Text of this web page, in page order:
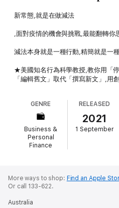
新常態,就是在做減法
,面對疫情的機會與挑戰,最能翻轉你
減法本身就是一種行動,精簡就是一種
★美國知名行為科學教授,教你用「
「編輯舊文」取代「撰寫新文」,用
★卡蘿‧杜維克(《心態致勝》作者)
燕(李奧貝納 集團執行長暨大中華
人暨執行長,《玩心設計》作者)、
方格子平台營運總監、火箭科技評
師、作家)Mr.Market市場先生(財經
工作力》宣揚「數位極簡」……但為
同領域的同一個基本問題?
因為,我們從來沒有真正掌握減法的力
GENRE
Business &
Personal
Finance
RELEASED
2021
1 September
More ways to shop: Find an Apple
Or call 133-622.
Australia